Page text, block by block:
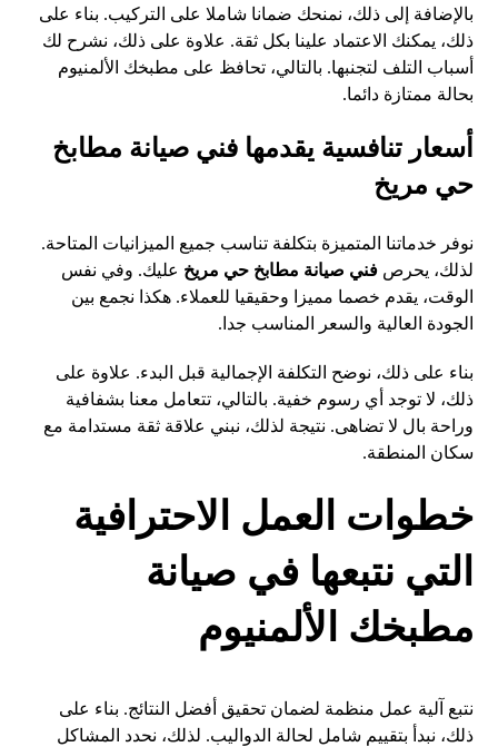
بالإضافة إلى ذلك، نمنحك ضمانا شاملا على التركيب. بناء على
ذلك، يمكنك الاعتماد علينا بكل ثقة. علاوة على ذلك، نشرح لك
أسباب التلف لتجنبها. بالتالي، تحافظ على مطبخك الألمنيوم
بحالة ممتازة دائما.
أسعار تنافسية يقدمها فني صيانة مطابخ
حي مريخ
نوفر خدماتنا المتميزة بتكلفة تناسب جميع الميزانيات المتاحة.
لذلك، يحرصفني صيانة مطابخ حي مريخ عليك. وفي نفس
الوقت، يقدم خصما مميزا وحقيقيا للعملاء. هكذا نجمع بين
الجودة العالية والسعر المناسب جدا.
بناء على ذلك، نوضح التكلفة الإجمالية قبل البدء. علاوة على
ذلك، لا توجد أي رسوم خفية. بالتالي، تتعامل معنا بشفافية
وراحة بال لا تضاهى. نتيجة لذلك، نبني علاقة ثقة مستدامة مع
سكان المنطقة.
خطوات العمل الاحترافية
التي نتبعها في صيانة
مطبخك الألمنيوم
نتبع آلية عمل منظمة لضمان تحقيق أفضل النتائج. بناء على
ذلك، نبدأ بتقييم شامل لحالة الدواليب. لذلك، نحدد المشاكل